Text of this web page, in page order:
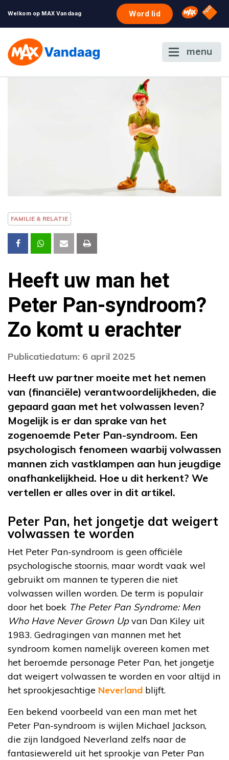
Welkom op MAX Vandaag Word lid Omroep
NPO
menu
FAMILIE & RELATIE
Heeft uw man het
Peter Pan-syndroom?
Zo komt u erachter
Publicatiedatum: 6 april 2025
Heeft uw partner moeite met het nemen
van (financiële) verantwoordelijkheden, die
gepaard gaan met het volwassen leven?
Mogelijk is er dan sprake van het
zogenoemde Peter Pan-syndroom. Een
psychologisch fenomeen waarbij volwassen
mannen zich vastklampen aan hun jeugdige
onafhankelijkheid. Hoe u dit herkent? We
vertellen er alles over in dit artikel.
Peter Pan, het jongetje dat weigert
volwassen te worden
Het Peter Pan-syndroom is geen officiële
psychologische stoornis, maar wordt vaak wel
gebruikt om mannen te typeren die niet
volwassen willen worden. De term is populair
door het boek The Peter Pan Syndrome: Men
Who Have Never Grown Upvan Dan Kiley uit
1983. Gedragingen van mannen met het
syndroom komen namelijk overeen komen met
het beroemde personage Peter Pan, het jongetje
dat weigert volwassen te worden en voor altijd in
het sprookjesachtige Neverland blijft.
Een bekend voorbeeld van een man met het
Peter Pan-syndroom is wijlen Michael Jackson,
die zijn landgoed Neverland zelfs naar de
fantasiewereld uit het sprookje van Peter Pan